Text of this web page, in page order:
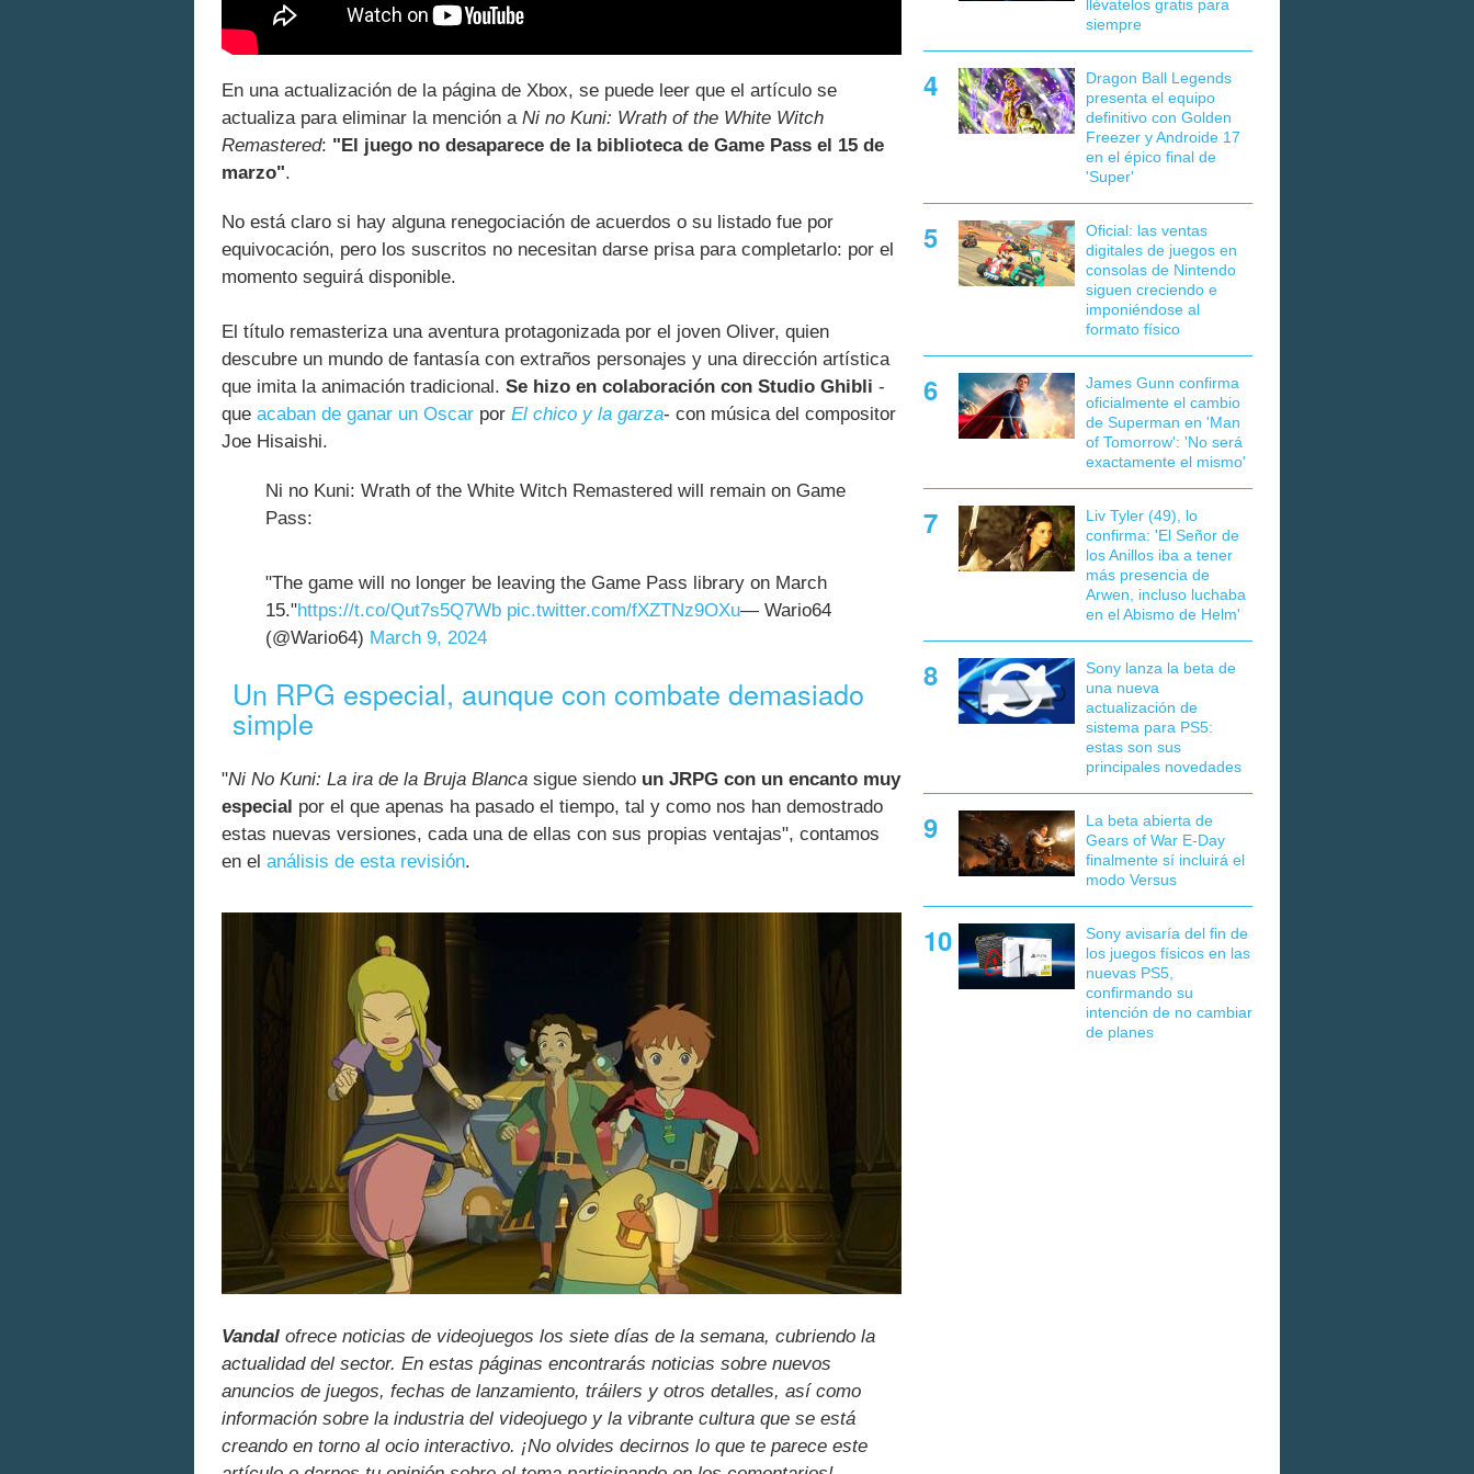
En una actualización de la página de Xbox, se puede leer que el artículo se
actualiza para eliminar la mención a Ni no Kuni: Wrath of the White Witch
Remastered: "El juego no desaparece de la biblioteca de Game Pass el 15 de
marzo".
No está claro si hay alguna renegociación de acuerdos o su listado fue por
equivocación, pero los suscritos no necesitan darse prisa para completarlo: por el
momento seguirá disponible.
El título remasteriza una aventura protagonizada por el joven Oliver, quien
descubre un mundo de fantasía con extraños personajes y una dirección artística
que imita la animación tradicional. Se hizo en colaboración con Studio Ghibli -
que acaban de ganar un Oscar por El chico y la garza- con música del compositor
Joe Hisaishi.
Ni no Kuni: Wrath of the White Witch Remastered will remain on Game
Pass:
"The game will no longer be leaving the Game Pass library on March
15."https://t.co/Qut7s5Q7Wb pic.twitter.com/fXZTNz9OXu— Wario64
(@Wario64) March 9, 2024
Un RPG especial, aunque con combate demasiado
simple
"Ni No Kuni: La ira de la Bruja Blanca sigue siendo un JRPG con un encanto muy
especial por el que apenas ha pasado el tiempo, tal y como nos han demostrado
estas nuevas versiones, cada una de ellas con sus propias ventajas", contamos
en el análisis de esta revisión.
Vandal ofrece noticias de videojuegos los siete días de la semana, cubriendo la
actualidad del sector. En estas páginas encontrarás noticias sobre nuevos
anuncios de juegos, fechas de lanzamiento, tráilers y otros detalles, así como
información sobre la industria del videojuego y la vibrante cultura que se está
creando en torno al ocio interactivo. ¡No olvides decirnos lo que te parece este
llévatelos gratis para
siempre
Dragon Ball Legends
presenta el equipo
definitivo con Golden
Freezer y Androide 17
en el épico final de
'Super'
Oficial: las ventas
digitales de juegos en
consolas de Nintendo
siguen creciendo e
imponiéndose al
formato físico
James Gunn confirma
oficialmente el cambio
de Superman en 'Man
of Tomorrow': 'No será
exactamente el mismo'
Liv Tyler (49), lo
confirma: 'El Señor de
los Anillos iba a tener
más presencia de
Arwen, incluso luchaba
en el Abismo de Helm'
Sony lanza la beta de
una nueva
actualización de
sistema para PS5:
estas son sus
principales novedades
La beta abierta de
Gears of War E-Day
finalmente sí incluirá el
modo Versus
Sony avisaría del fin de
los juegos físicos en las
nuevas PS5,
confirmando su
intención de no cambiar
de planes